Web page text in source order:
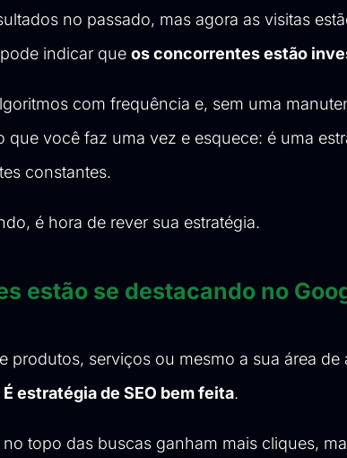
no passado, mas agora as visitas
indicar que os concorrentes estão
com frequência e, sem uma
que você faz uma vez e esquece: é uma
constantes.
é hora de rever sua estratégia.
estão se destacando no
produtos, serviços ou mesmo a sua área
É estratégia de SEO bem feita.
topo das buscas ganham mais cliques,